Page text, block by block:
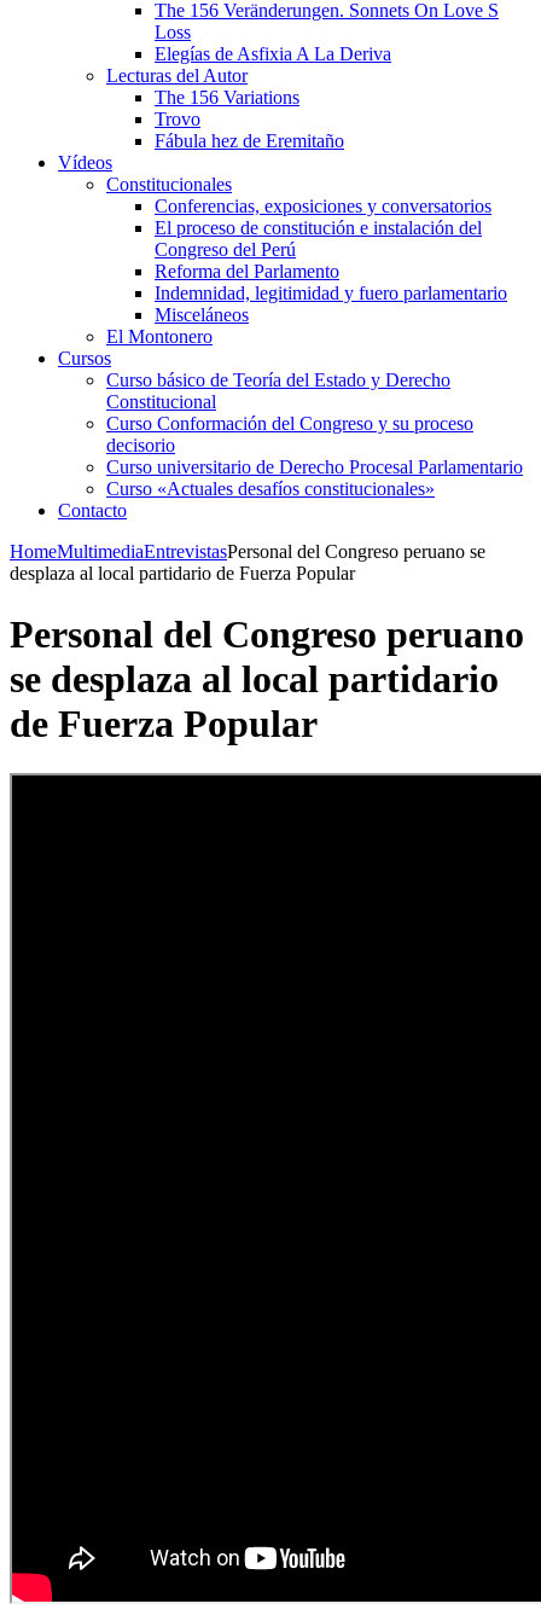
The 156 Veränderungen. Sonnets On Love S
Loss
Elegías de Asfixia A La Deriva
Lecturas del Autor
The 156 Variations
Trovo
Fábula hez de Eremitaño
Vídeos
Constitucionales
Conferencias, exposiciones y conversatorios
El proceso de constitución e instalación del
Congreso del Perú
Reforma del Parlamento
Indemnidad, legitimidad y fuero parlamentario
Misceláneos
El Montonero
Cursos
Curso básico de Teoría del Estado y Derecho
Constitucional
Curso Conformación del Congreso y su proceso
decisorio
Curso universitario de Derecho Procesal Parlamentario
Curso «Actuales desafíos constitucionales»
Contacto
HomeMultimediaEntrevistasPersonal del Congreso peruano se
desplaza al local partidario de Fuerza Popular
Personal del Congreso peruano
se desplaza al local partidario
de Fuerza Popular